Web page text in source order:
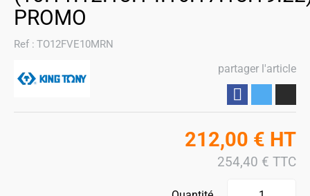
PROMO
Ref : TO12FVE10MRN
partager l'article
212,00 € HT
254,40 € TTC